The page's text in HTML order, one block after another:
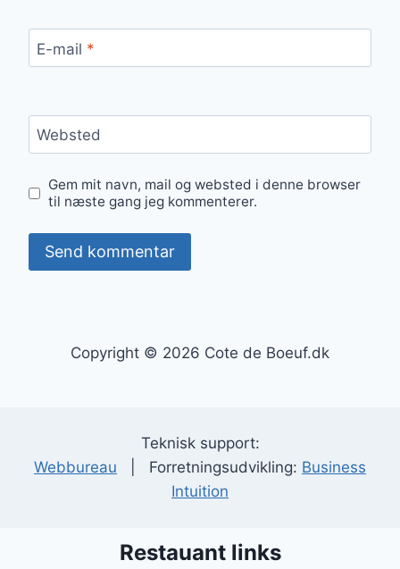
E-mail *
Websted
Gem mit navn, mail og websted i denne browser
til næste gang jeg kommenterer.
Copyright © 2026 Cote de Boeuf.dk
Teknisk support:
Webbureau | Forretningsudvikling: Business
Intuition
Restauant links